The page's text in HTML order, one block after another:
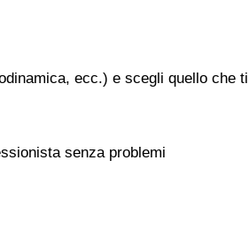
ecc.) e scegli quello che
senza problemi